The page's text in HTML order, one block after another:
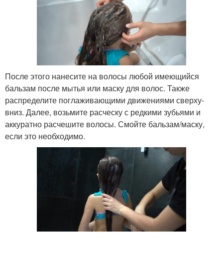
После этого нанесите на волосы любой имеющийся
бальзам после мытья или маску для волос. Также
распределите поглаживающими движениями сверху-
вниз. Далее, возьмите расческу с редкими зубьями и
аккуратно расчешите волосы. Смойте бальзам/маску,
если это необходимо.